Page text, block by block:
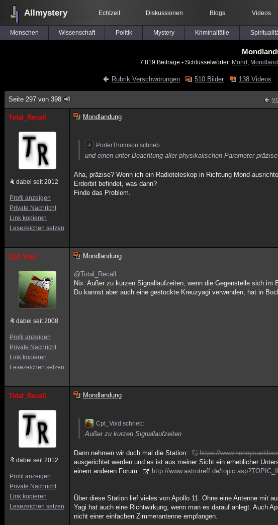
Allmystery Echtzeit Diskussionen Blogs Videos
Menschen Wissenschaft Politik Mystery Kriminalfälle
7.819 Beiträge ▪ Schlüsselwörter: Mond
Rubrik Verschwörungen 510 Bilder 138 Videos
Seite 297 von 398
Total_Recall
dabei seit 2012
Profil anzeigen
Private Nachricht
Link kopieren
Lesezeichen setzen
Mondlandung
PorterThomson schrieb:
und einen unter Beachtung aller physikalischen Parameter
Aha, präzise? Wenn ich ein Radioteleskop in Richtung Mond
Erdorbit befindet, was dann?
Finde das Problem.
Cpt_Void
dabei seit 2008
Profil anzeigen
Private Nachricht
Link kopieren
Lesezeichen setzen
Mondlandung
@Total_Recall
Nix. Außer zu kurzen Signallaufzeiten, wenn die Gegenstelle sich im
Du kannst aber auch eine gestockte Kreuzyagi verwenden, hat in
Total_Recall
dabei seit 2012
Profil anzeigen
Private Nachricht
Link kopieren
Lesezeichen setzen
Mondlandung
Cpt_Void schrieb:
Außer zu kurzen Signallaufzeiten
Dann nehmen wir doch mal die Station: https://
ausgerichtet werden und es ist aus meiner Sicht ein erheblicher
einem anderen Forum:
http://www.astrotreff.de/
Über diese Station lief vieles von Apollo 11. Ohne eine Antenne mit
Yagi hat auch eine Richtwirkung, wenn man es darauf anlegt. Auch
nicht einer einfachen Zimmerantenne empfangen.